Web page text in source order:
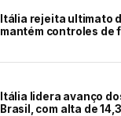
Itália rejeita ultimato
mantém controles de
Itália lidera avanço
Brasil, com alta de